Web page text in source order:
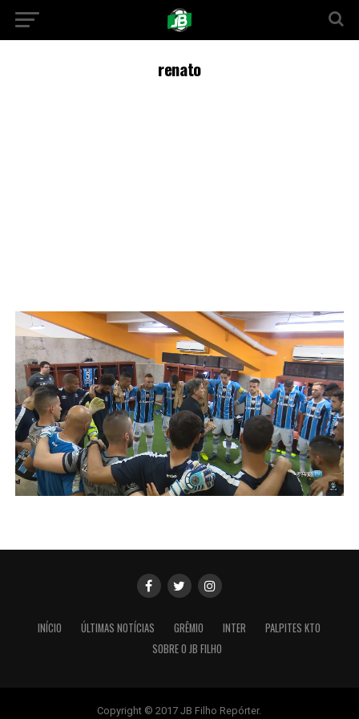
renato
INÍCIO ÚLTIMAS NOTÍCIAS GRÊMIO INTER
PALPITES KTO
SOBRE O JB FILHO
Copyright © 2017 JB Filho Repórter.